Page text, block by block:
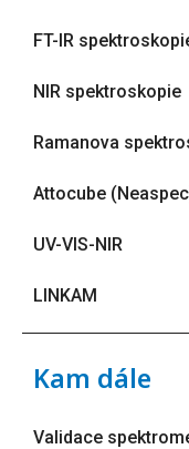
FT-IR
NIR spektroskopie
Ramanova
Attocube
UV-VIS-NIR
LINKAM
Kam dále
Validace